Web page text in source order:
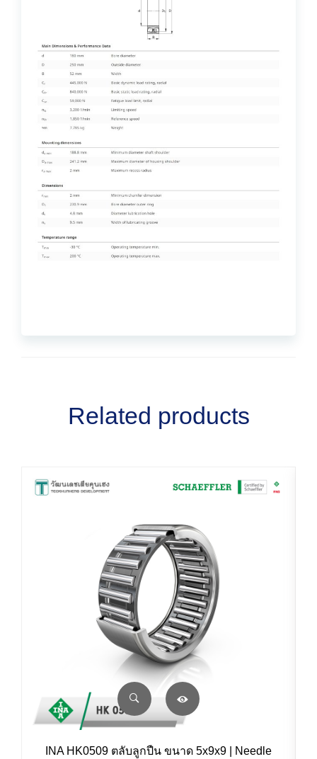
Related products
INA HK0509 ตลับลูกปืน ขนาด 5x9x9 | Needle